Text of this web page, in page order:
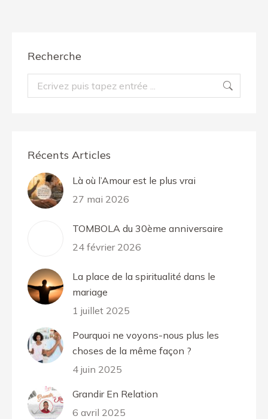
Recherche
Recherche
:
Récents Articles
Là où l’Amour est le plus vrai
27 mai 2026
TOMBOLA du 30ème anniversaire
24 février 2026
La place de la spiritualité dans le
mariage
1 juillet 2025
Pourquoi ne voyons-nous plus les
choses de la même façon ?
4 juin 2025
Grandir En Relation
6 avril 2025